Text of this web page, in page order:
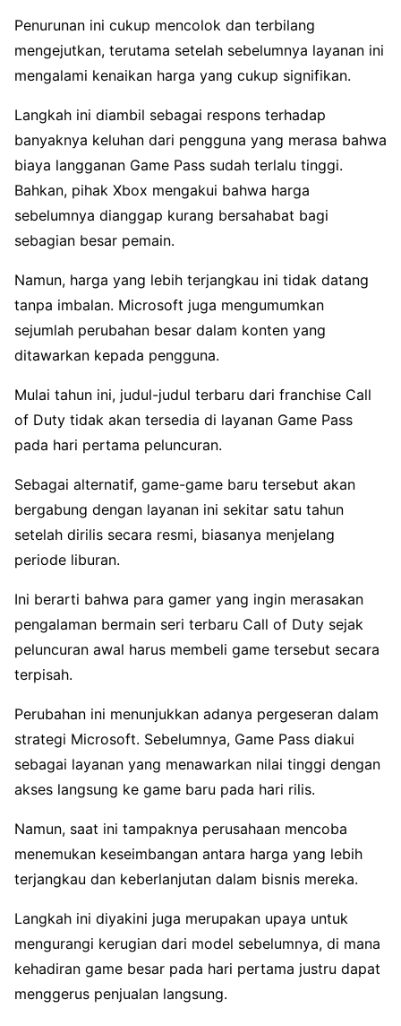
Penurunan ini cukup mencolok dan terbilang
mengejutkan, terutama setelah sebelumnya layanan ini
mengalami kenaikan harga yang cukup signifikan.
Langkah ini diambil sebagai respons terhadap
banyaknya keluhan dari pengguna yang merasa bahwa
biaya langganan Game Pass sudah terlalu tinggi.
Bahkan, pihak Xbox mengakui bahwa harga
sebelumnya dianggap kurang bersahabat bagi
sebagian besar pemain.
Namun, harga yang lebih terjangkau ini tidak datang
tanpa imbalan. Microsoft juga mengumumkan
sejumlah perubahan besar dalam konten yang
ditawarkan kepada pengguna.
Mulai tahun ini, judul-judul terbaru dari franchise Call
of Duty tidak akan tersedia di layanan Game Pass
pada hari pertama peluncuran.
Sebagai alternatif, game-game baru tersebut akan
bergabung dengan layanan ini sekitar satu tahun
setelah dirilis secara resmi, biasanya menjelang
periode liburan.
Ini berarti bahwa para gamer yang ingin merasakan
pengalaman bermain seri terbaru Call of Duty sejak
peluncuran awal harus membeli game tersebut secara
terpisah.
Perubahan ini menunjukkan adanya pergeseran dalam
strategi Microsoft. Sebelumnya, Game Pass diakui
sebagai layanan yang menawarkan nilai tinggi dengan
akses langsung ke game baru pada hari rilis.
Namun, saat ini tampaknya perusahaan mencoba
menemukan keseimbangan antara harga yang lebih
terjangkau dan keberlanjutan dalam bisnis mereka.
Langkah ini diyakini juga merupakan upaya untuk
mengurangi kerugian dari model sebelumnya, di mana
kehadiran game besar pada hari pertama justru dapat
menggerus penjualan langsung.